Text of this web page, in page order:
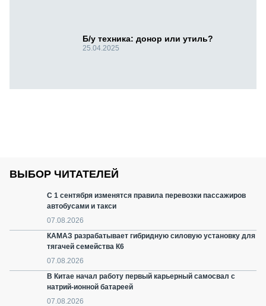
Б/у техника: донор или утиль?
25.04.2025
ВЫБОР ЧИТАТЕЛЕЙ
С 1 сентября изменятся правила перевозки пассажиров
автобусами и такси
07.08.2026
КАМАЗ разрабатывает гибридную силовую установку для
тягачей семейства К6
07.08.2026
В Китае начал работу первый карьерный самосвал с
натрий-ионной батареей
07.08.2026